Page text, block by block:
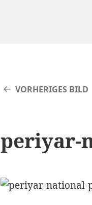
VORHERIGES BILD
periyar-